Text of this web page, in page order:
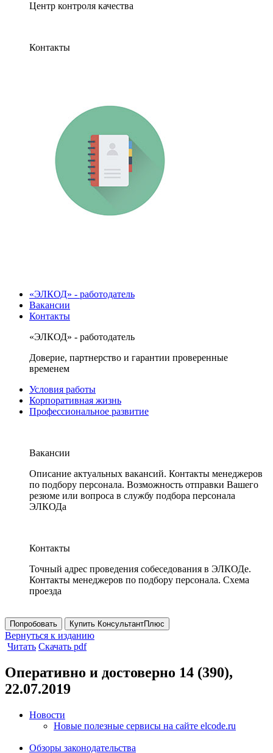
Центр контроля качества
Контакты
«ЭЛКОД» - работодатель
Вакансии
Контакты
«ЭЛКОД» - работодатель
Доверие, партнерство и гарантии проверенные
временем
Условия работы
Корпоративная жизнь
Профессиональное развитие
Вакансии
Описание актуальных вакансий. Контакты менеджеров
по подбору персонала. Возможность отправки Вашего
резюме или вопроса в службу подбора персонала
ЭЛКОДа
Контакты
Точный адрес проведения собеседования в ЭЛКОДе.
Контакты менеджеров по подбору персонала. Схема
проезда
Попробовать Купить КонсультантПлюс
Вернуться к изданию
Читать Скачать pdf
Оперативно и достоверно 14 (390),
22.07.2019
Новости
Новые полезные сервисы на сайте elcode.ru
Обзоры законодательства